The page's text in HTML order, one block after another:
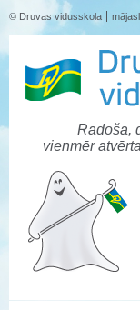
© Druvas vidusskola
Radoša,
vienmēr